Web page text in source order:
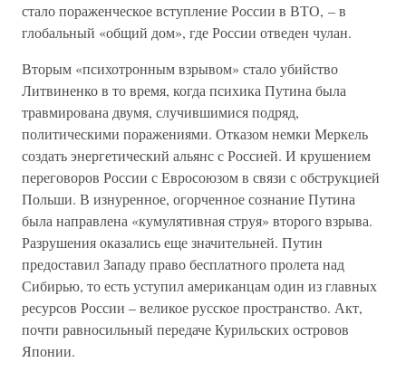
стало пораженческое вступление России в ВТО, – в
глобальный «общий дом», где России отведен чулан.
Вторым «психотронным взрывом» стало убийство
Литвиненко в то время, когда психика Путина была
травмирована двумя, случившимися подряд,
политическими поражениями. Отказом немки Меркель
создать энергетический альянс с Россией. И крушением
переговоров России с Евросоюзом в связи с обструкцией
Польши. В изнуренное, огорченное сознание Путина
была направлена «кумулятивная струя» второго взрыва.
Разрушения оказались еще значительней. Путин
предоставил Западу право бесплатного пролета над
Сибирью, то есть уступил американцам один из главных
ресурсов России – великое русское пространство. Акт,
почти равносильный передаче Курильских островов
Японии.